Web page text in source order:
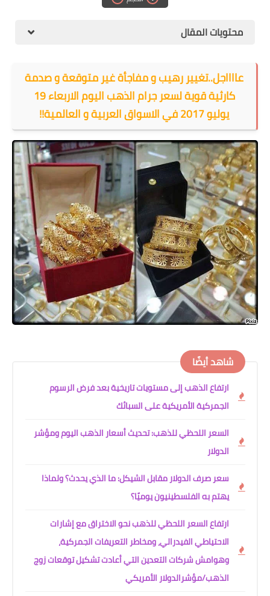
وظائف Jobs
مطبخ هسا
محتويات المقال
عااااجل..تغيير رهيب و مفاجأة غير متوقعة و صدمة
كارثية قوية لسعر جرام الذهب اليوم الاربعاء 19
يوليو 2017 في الاسواق العربية و العالمية!!
شاهد أيضًا
ارتفاع الذهب إلى مستويات تاريخية بعد فرض الرسوم
الجمركية الأمريكية على السبائك
السعر اللحظي للذهب: تحديث أسعار الذهب اليوم ومؤشر
الدولار
سعر صرف الدولار مقابل الشيكل: ما الذي يحدث؟ ولماذا
يهتم به الفلسطينيون يوميًا؟
ارتفاع السعر اللحظي للذهب نحو الاختراق مع إشارات
الاحتياطي الفيدرالي، ومخاطر التعريفات الجمركية،
وهوامش شركات التعدين التي أعادت تشكيل توقعات زوج
الذهب/مؤشرالدولار الأمريكي